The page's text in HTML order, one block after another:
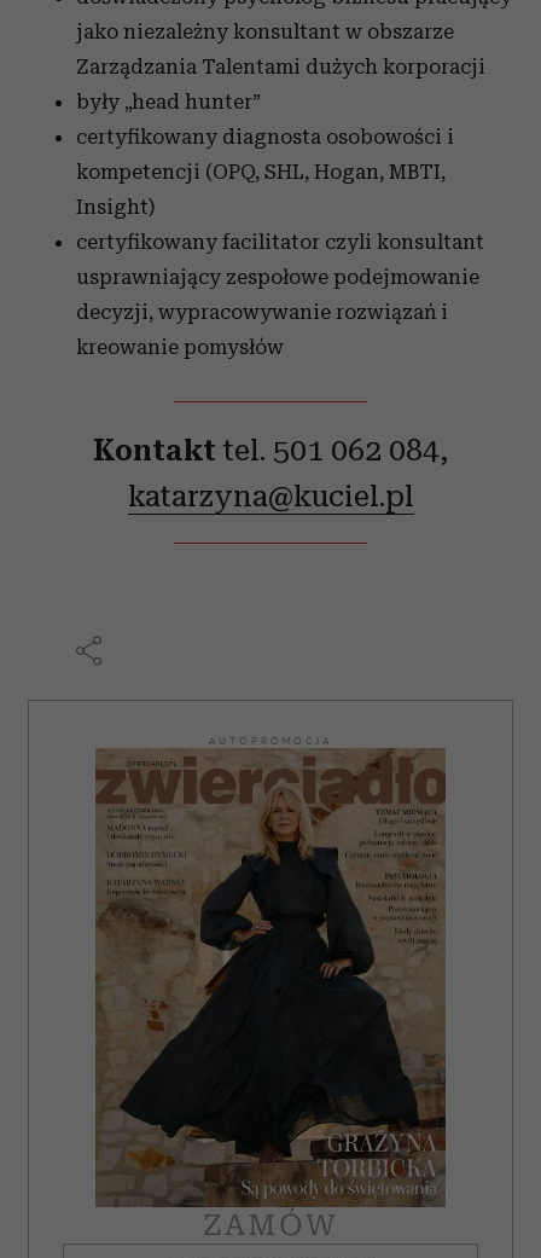
jako niezależny konsultant w obszarze
Zarządzania Talentami dużych korporacji
były „head hunter”
certyfikowany diagnosta osobowości i
kompetencji (OPQ, SHL, Hogan, MBTI,
Insight)
certyfikowany facilitator czyli konsultant
usprawniający zespołowe podejmowanie
decyzji, wypracowywanie rozwiązań i
kreowanie pomysłów
Kontakt tel. 501 062 084,
katarzyna@kuciel.pl
AUTOPROMOCJA
ZAMÓW